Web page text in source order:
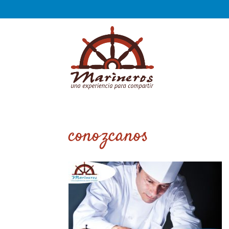
conozcanos